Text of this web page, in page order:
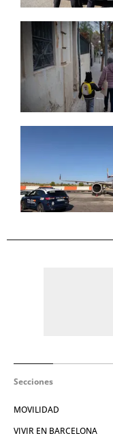
Secciones
MOVILIDAD
VIVIR EN BARCELONA